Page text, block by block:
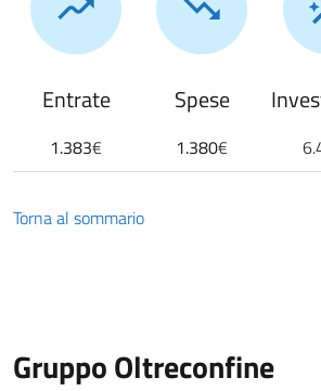
Entrate
1.383€
Spese
1.380€
Torna al sommario
Gruppo Oltreconfine